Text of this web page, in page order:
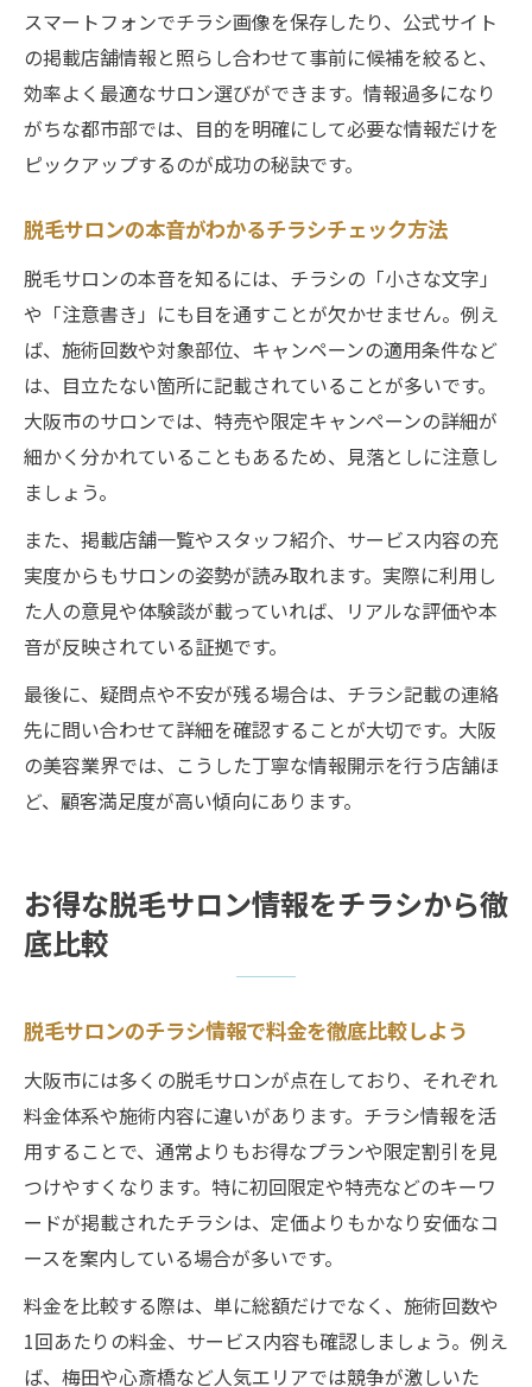
スマートフォンでチラシ画像を保存したり、公式サイト
の掲載店舗情報と照らし合わせて事前に候補を絞ると、
効率よく最適なサロン選びができます。情報過多になり
がちな都市部では、目的を明確にして必要な情報だけを
ピックアップするのが成功の秘訣です。
脱毛サロンの本音がわかるチラシチェック方法
脱毛サロンの本音を知るには、チラシの「小さな文字」
や「注意書き」にも目を通すことが欠かせません。例え
ば、施術回数や対象部位、キャンペーンの適用条件など
は、目立たない箇所に記載されていることが多いです。
大阪市のサロンでは、特売や限定キャンペーンの詳細が
細かく分かれていることもあるため、見落としに注意し
ましょう。
また、掲載店舗一覧やスタッフ紹介、サービス内容の充
実度からもサロンの姿勢が読み取れます。実際に利用し
た人の意見や体験談が載っていれば、リアルな評価や本
音が反映されている証拠です。
最後に、疑問点や不安が残る場合は、チラシ記載の連絡
先に問い合わせて詳細を確認することが大切です。大阪
の美容業界では、こうした丁寧な情報開示を行う店舗ほ
ど、顧客満足度が高い傾向にあります。
お得な脱毛サロン情報をチラシから徹
底比較
脱毛サロンのチラシ情報で料金を徹底比較しよう
大阪市には多くの脱毛サロンが点在しており、それぞれ
料金体系や施術内容に違いがあります。チラシ情報を活
用することで、通常よりもお得なプランや限定割引を見
つけやすくなります。特に初回限定や特売などのキーワ
ードが掲載されたチラシは、定価よりもかなり安価なコ
ースを案内している場合が多いです。
料金を比較する際は、単に総額だけでなく、施術回数や
1回あたりの料金、サービス内容も確認しましょう。例え
ば、梅田や心斎橋など人気エリアでは競争が激しいた